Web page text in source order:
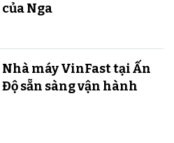
của Nga
Nhà máy VinFast tại Ấn
Độ sẵn sàng v​​​​​​​ận hành